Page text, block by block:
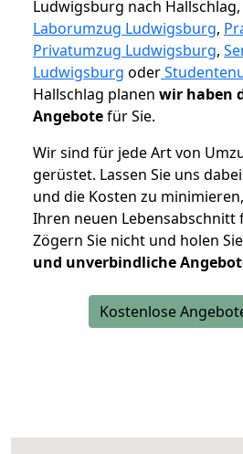
Ludwigsburg nach Hallschlag,
Laborumzug Ludwigsburg,
Privatumzug Ludwigsburg,
Ludwigsburg oder
Hallschlag planen wir haben
Angebotefür Sie.
Wir sind für jede Art von
gerüstet. Lassen Sie uns
und die Kosten zu
Ihren neuen Lebensabschnitt
Zögern Sie nicht und holen
und unverbindliche
Kostenlose